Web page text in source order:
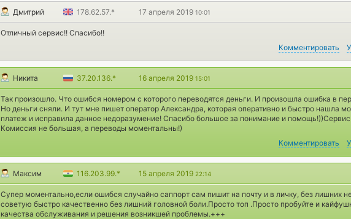
Дмитрий 178.62.57.* 17 апреля 2019 10:01
Отличный сервис!! Спасибо!!
Комментировать
Никита 37.20.136.* 16 апреля 2019 15:01
Так произошло. Что ошибся номером с которого переводятся деньги. И произошла ошибка в
Но деньги сняли. И тут мне пишет оператор Александра, которая оперативно и быстро нашла
платеж и исправила данное недоразумение! Спасибо большое за понимание и
Комиссия не большая, а переводы моментальны!)
Комментировать
Максим 116.203.99.* 15 апреля 2019 22:14
Супер моментально,если ошибся случайно саппорт сам пишит на почту и в личку, без лишних
советую быстро качественно без лишний головной боли.Просто топ .Просто пробуйте и
качества обслуживания и решения возникшей проблемы.+++